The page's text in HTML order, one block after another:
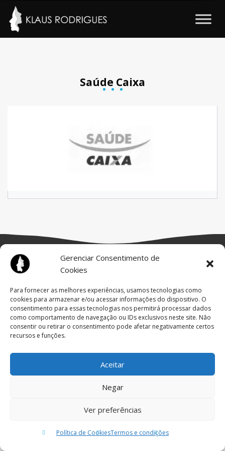
Gerenciar Consentimento de
Cookies
Para fornecer as melhores experiências, usamos tecnologias como
cookies para armazenar e/ou acessar informações do dispositivo. O
consentimento para essas tecnologias nos permitirá processar dados
como comportamento de navegação ou IDs exclusivos neste site. Não
consentir ou retirar o consentimento pode afetar negativamente certos
recursos e funções.
Aceitar
Negar
Ver preferências
Política de CookiesTermos e condições
Saúde Caixa
© TODOS OS DIREITOS RESERVADOS
SITE:FLIP LAB